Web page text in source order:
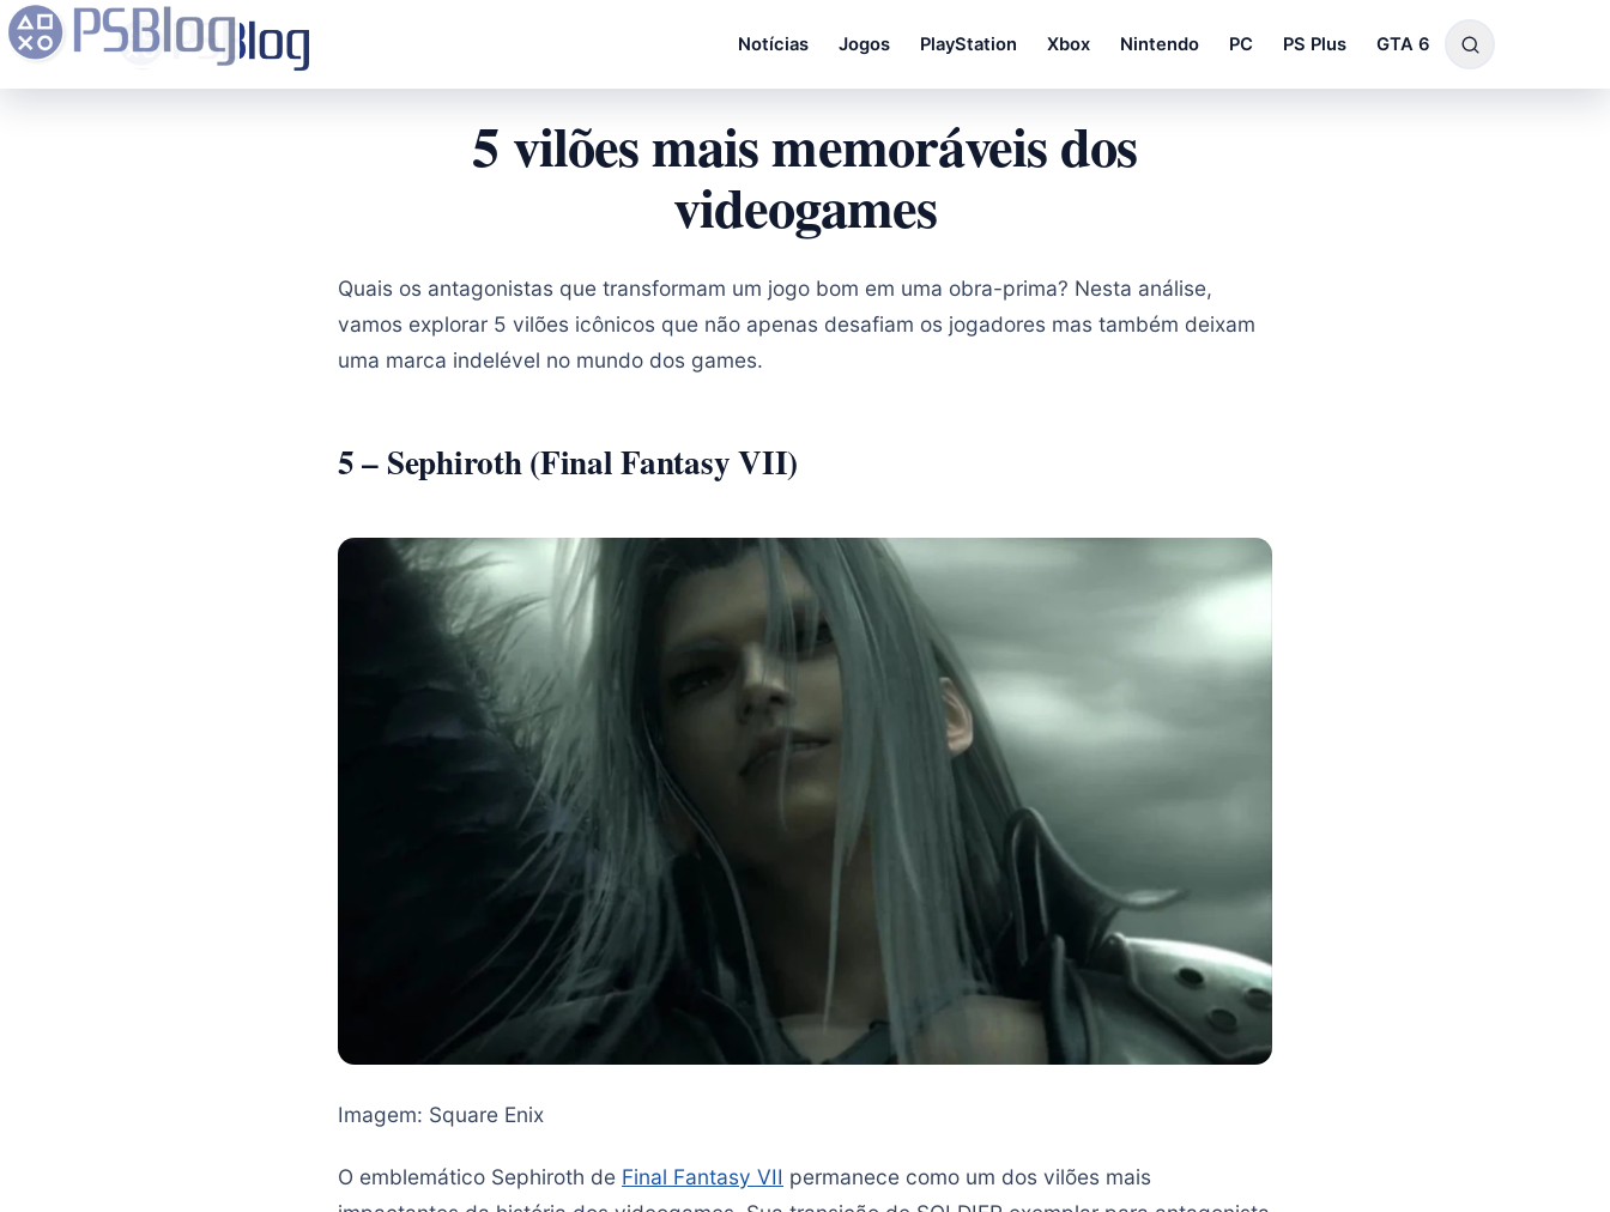
Notícias Jogos PlayStation Xbox Nintendo PC PS Plus GTA 6
5 vilões mais memoráveis ​​dos
videogames
Quais os antagonistas que transformam um jogo bom em uma obra-prima? Nesta análise,
vamos explorar 5 vilões icônicos que não apenas desafiam os jogadores mas também deixam
uma marca indelével no mundo dos games.
5 – Sephiroth (Final Fantasy VII)
Imagem: Square Enix
O emblemático Sephiroth de Final Fantasy VII permanece como um dos vilões mais